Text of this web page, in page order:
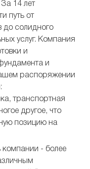
За 14 лет
путь от
до солидного
услуг. Компания
и
и
распоряжении
транспортная
другое, что
позицию на
компании - более